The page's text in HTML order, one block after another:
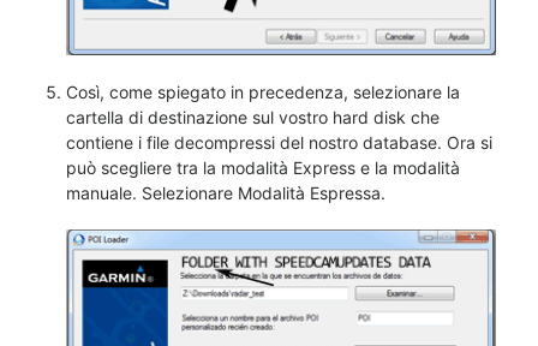
Così, come spiegato in precedenza, selezionare la
cartella di destinazione sul vostro hard disk che
contiene i file decompressi del nostro database. Ora si
può scegliere tra la modalità Express e la modalità
manuale. Selezionare Modalità Espressa.